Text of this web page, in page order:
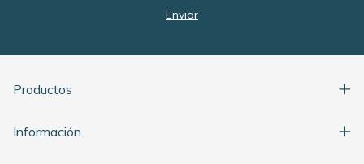
Productos
Información